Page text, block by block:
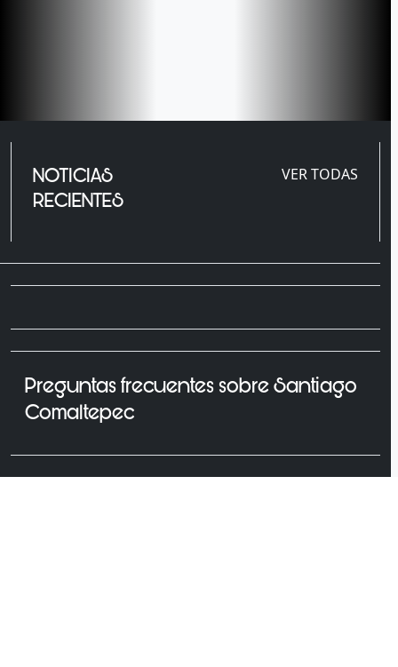
NOTICIAS
RECIENTES
VER TODAS
Preguntas frecuentes sobre Santiago
Comaltepec